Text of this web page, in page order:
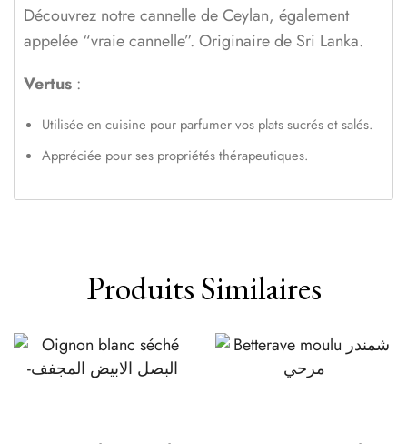
Découvrez notre cannelle de Ceylan, également
appelée “vraie cannelle”. Originaire de Sri Lanka.
Vertus :
Utilisée en cuisine pour parfumer vos plats sucrés et salés.
Appréciée pour ses propriétés thérapeutiques.
Produits Similaires